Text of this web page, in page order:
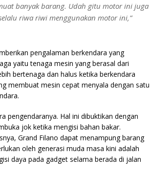
banyak barang. Udah gitu motor ini juga
riwa riwi menggunakan motor ini,”
pengalaman berkendara yang
yaitu tenaga mesin yang berasal dari
bertenaga dan halus ketika berkendara
membuat mesin cepat menyala dengan satu
pengendaranya. Hal ini dibuktikan dengan
jok ketika mengisi bahan bakar.
Grand Filano dapat menampung barang
oleh generasi muda masa kini adalah
daya pada gadget selama berada di jalan